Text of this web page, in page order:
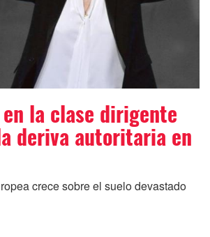
la clase dirigente
deriva autoritaria en
crece sobre el suelo devastado